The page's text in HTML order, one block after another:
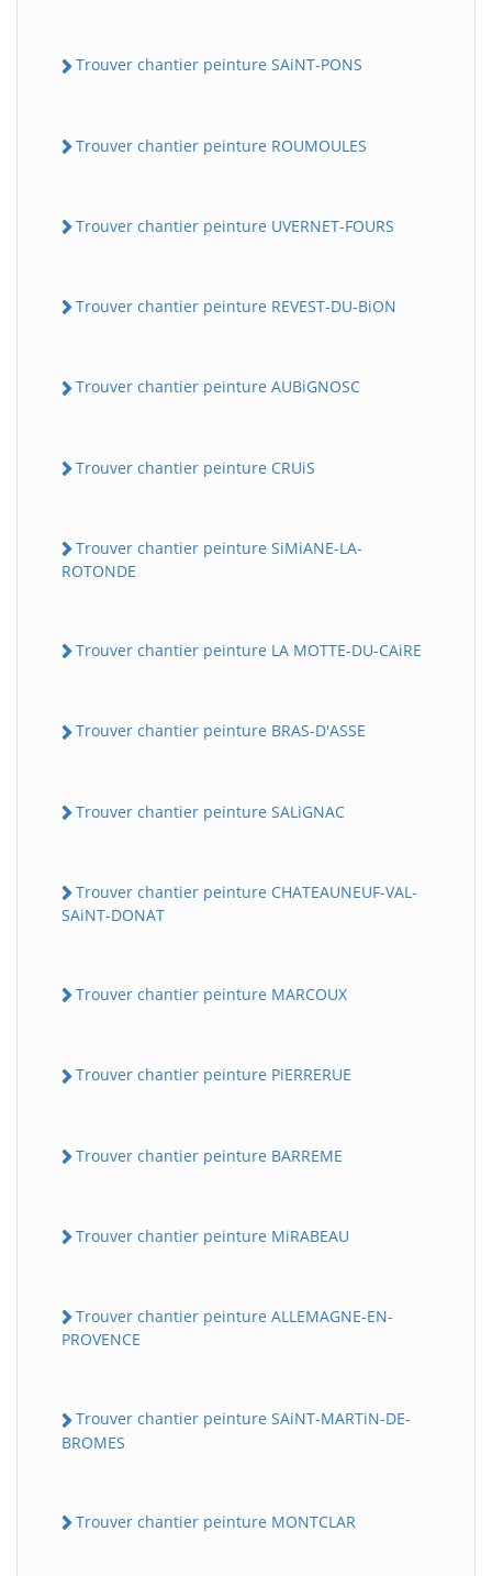
Trouver chantier peinture SAiNT-PONS
Trouver chantier peinture ROUMOULES
Trouver chantier peinture UVERNET-FOURS
Trouver chantier peinture REVEST-DU-BiON
Trouver chantier peinture AUBiGNOSC
Trouver chantier peinture CRUiS
Trouver chantier peinture SiMiANE-LA-
ROTONDE
Trouver chantier peinture LA MOTTE-DU-CAiRE
Trouver chantier peinture BRAS-D'ASSE
Trouver chantier peinture SALiGNAC
Trouver chantier peinture CHATEAUNEUF-VAL-
SAiNT-DONAT
Trouver chantier peinture MARCOUX
Trouver chantier peinture PiERRERUE
Trouver chantier peinture BARREME
Trouver chantier peinture MiRABEAU
Trouver chantier peinture ALLEMAGNE-EN-
PROVENCE
Trouver chantier peinture SAiNT-MARTiN-DE-
BROMES
Trouver chantier peinture MONTCLAR